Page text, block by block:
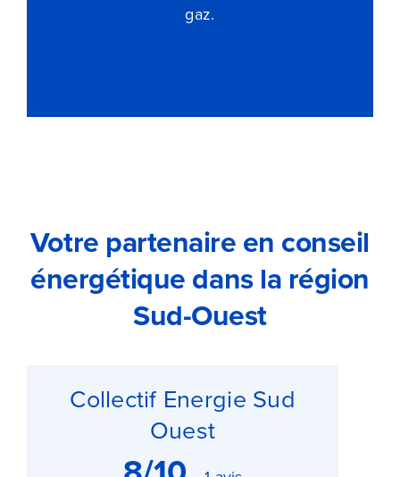
gaz.
Votre partenaire en conseil
énergétique dans la région
Sud-Ouest
Collectif Energie Sud
Ouest